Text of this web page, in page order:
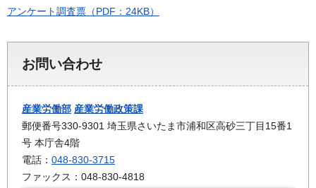
アンケート調査票（PDF：24KB）
お問い合わせ
産業労働部 産業労働政策課
郵便番号330-9301 埼玉県さいたま市浦和区高砂三丁目15番1
号 本庁舎4階
電話： 048-830-3715
ファックス：048-830-4818